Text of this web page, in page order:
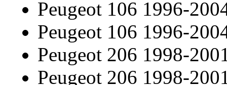
Peugeot 106 1996-
Peugeot 106 1996-
Peugeot 206 1998-
Peugeot 206 1998-